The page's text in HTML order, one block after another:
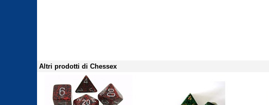
Altri prodotti di Chessex